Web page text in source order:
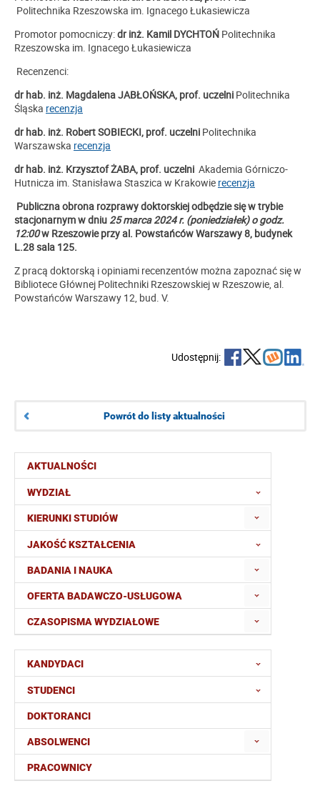
AKTUALNOŚCI
WYDZIAŁ
KIERUNKI STUDIÓW
JAKOŚĆ KSZTAŁCENIA
BADANIA I NAUKA
OFERTA BADAWCZO-USŁUGOWA
CZASOPISMA WYDZIAŁOWE
KANDYDACI
STUDENCI
DOKTORANCI
ABSOLWENCI
PRACOWNICY
Politechnika Rzeszowska im. Ignacego Łukasiewicza
Promotor pomocniczy:dr inż. Kamil DYCHTOŃ Politechnika
Rzeszowska im. Ignacego Łukasiewicza
Recenzenci:
dr hab. inż. Magdalena JABŁOŃSKA, prof. uczelni Politechnika
Śląska recenzja
dr hab. inż. Robert SOBIECKI, prof. uczelni Politechnika
Warszawska recenzja
dr hab. inż. Krzysztof ŻABA, prof. uczelni Akademia Górniczo-
Hutnicza im. Stanisława Staszica w Krakowie recenzja
Publiczna obrona rozprawy doktorskiej odbędzie się w trybie
stacjonarnym w dniu 25 marca 2024 r. (poniedziałek) o godz.
12:00w Rzeszowie przy al. Powstańców Warszawy 8, budynek
L.28 sala 125.
Z pracą doktorską i opiniami recenzentów można zapoznać się w
Bibliotece Głównej Politechniki Rzeszowskiej w Rzeszowie, al.
Powstańców Warszawy 12, bud. V.
Udostępnij:
Powrót do listy aktualności